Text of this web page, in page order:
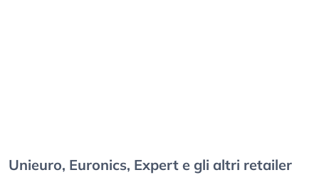
Unieuro, Euronics, Expert e gli altri retailer